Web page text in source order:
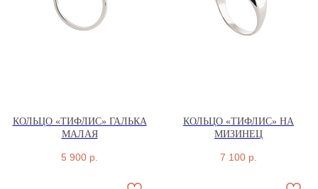
КОЛЬЦО «ТИФЛИС» ГАЛЬКА
МАЛАЯ
5 900 р.
КОЛЬЦО «ТИФЛИС» НА
МИЗИНЕЦ
7 100 р.